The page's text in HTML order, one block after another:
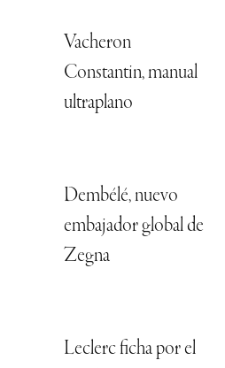
Vacheron
Constantin, manual
ultraplano
Dembélé, nuevo
embajador global de
Zegna
Leclerc ficha por el